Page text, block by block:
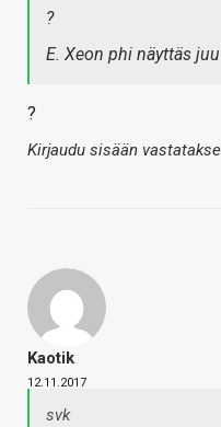
?
E. Xeon phi näyttäs
?
Kirjaudu sisään
Kaotik
12.11.2017
svk